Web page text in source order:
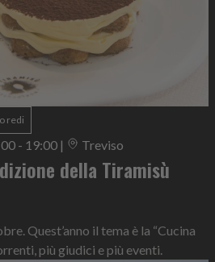
redi
- 19:00 | Treviso
della Tiramisù
Quest’anno il tema è la “Cucina
più giudici e più eventi.